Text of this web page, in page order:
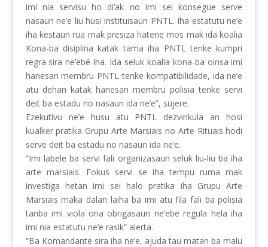
imi nia servisu ho di’ak no imi sei konsegue serve
nasaun ne’e liu husi instituisaun PNTL. Iha estatutu ne’e
iha kestaun rua mak presiza hatene mos mak ida koalia
Kona-ba disiplina katak tama iha PNTL tenke kumpri
regra sira ne’ebé iha. Ida seluk koalia kona-ba oinsa imi
hanesan membru PNTL tenke kompatibilidade, ida ne’e
atu dehan katak hanesan membru polisia tenke servi
deit ba estadu no nasaun ida ne’e”, sujere.
Ezekutivu ne’e husu atu PNTL dezvinkula an hosi
kualker pratika Grupu Arte Marsiais no Arte Rituais hodi
serve deit ba estadu no nasaun ida ne’e.
“Imi labele ba servi fali organizasaun seluk liu-liu ba iha
arte marsiais. Fokus servi se iha tempu ruma mak
investiga hetan imi sei halo pratika iha Grupu Arte
Marsiais maka dalan laiha ba imi atu fila fali ba polisia
tanba imi viola ona obrigasaun ne’ebe regula hela iha
imi nia estatutu ne’e rasik” alerta.
“Ba Komandante sira iha ne’e, ajuda tau matan ba malu